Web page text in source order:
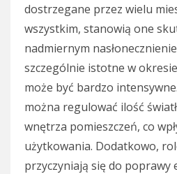
dostrzegane przez wielu
wszystkim, stanowią one
nadmiernym
szczególnie istotne w
może być bardzo
można regulować ilość
wnętrza pomieszczeń, co
użytkowania. Dodatkowo,
przyczyniają się do poprawy